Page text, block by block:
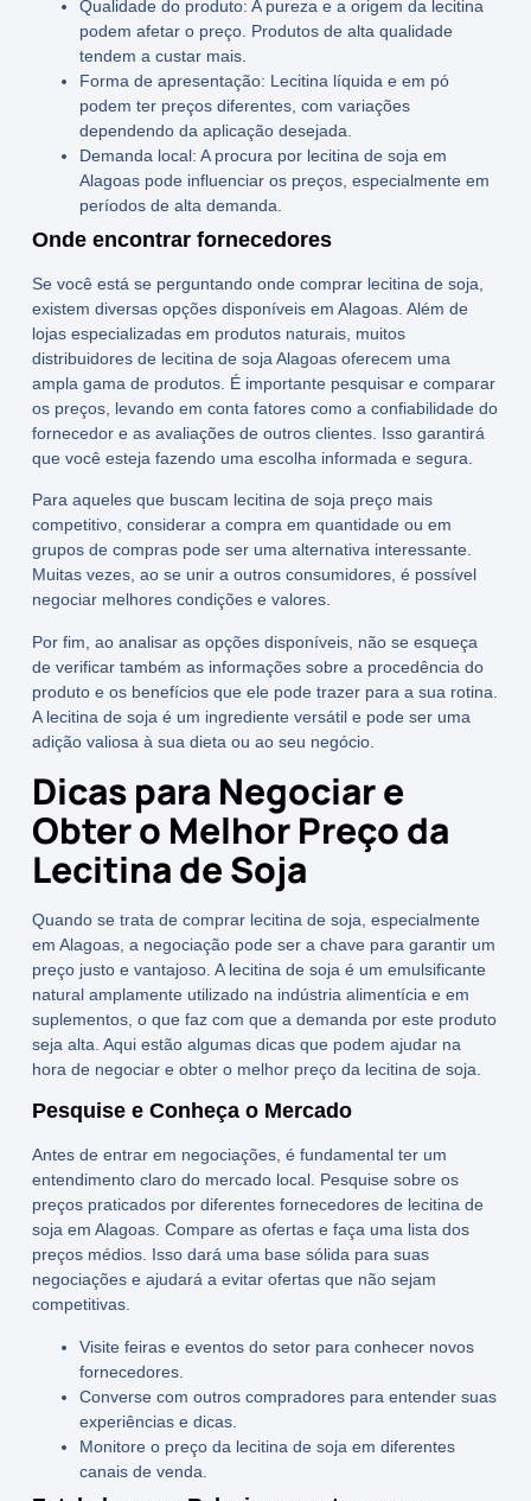
Qualidade do produto: A pureza e a origem da lecitina
podem afetar o preço. Produtos de alta qualidade
tendem a custar mais.
Forma de apresentação: Lecitina líquida e em pó
podem ter preços diferentes, com variações
dependendo da aplicação desejada.
Demanda local: A procura por lecitina de soja em
Alagoas pode influenciar os preços, especialmente em
períodos de alta demanda.
Onde encontrar fornecedores
Se você está se perguntando onde comprar lecitina de soja
existem diversas opções disponíveis em Alagoas. Além de
lojas especializadas em produtos naturais, muitos
distribuidores de lecitina de soja Alagoasoferecem uma
ampla gama de produtos. É importante pesquisar e comparar
os preços, levando em conta fatores como a confiabilidade do
fornecedor e as avaliações de outros clientes. Isso garantirá
que você esteja fazendo uma escolha informada e segura.
Para aqueles que buscam lecitina de soja preçomais
competitivo, considerar a compra em quantidade ou em
grupos de compras pode ser uma alternativa interessante.
Muitas vezes, ao se unir a outros consumidores, é possível
negociar melhores condições e valores.
Por fim, ao analisar as opções disponíveis, não se esqueça
de verificar também as informações sobre a procedência do
produto e os benefíciosque ele pode trazer para a sua rotina.
A lecitina de soja é um ingrediente versátil e pode ser uma
adição valiosa à sua dieta ou ao seu negócio.
Dicas para Negociar e
Obter o Melhor Preço da
Lecitina de Soja
Quando se trata de comprar lecitina de soja , especialmente
em Alagoas, a negociação pode ser a chave para garantir um
preço justo e vantajoso. A lecitina de soja é um emulsificante
naturalamplamente utilizado na indústria alimentícia e em
suplementos, o que faz com que a demanda por este produto
seja alta. Aqui estão algumas dicas que podem ajudar na
hora de negociar e obter o melhor preço da lecitina de soja.
Pesquise e Conheça o Mercado
Antes de entrar em negociações, é fundamental ter um
entendimento claro do mercado local. Pesquise sobre os
preços praticados por diferentes fornecedores de lecitina de
soja em Alagoas. Compare as ofertas e faça uma lista dos
preços médios. Isso dará uma base sólida para suas
negociações e ajudará a evitar ofertas que não sejam
competitivas.
Visite feiras e eventos do setor para conhecer novos
fornecedores.
Converse com outros compradores para entender suas
experiências e dicas.
Monitore o preço da lecitina de soja em diferentes
canais de venda.